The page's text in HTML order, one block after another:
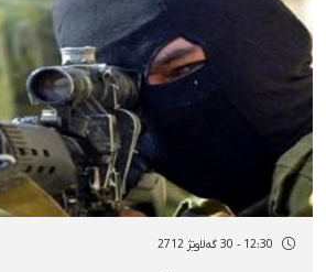
12:30 - 30 گەلاوێژ 2712